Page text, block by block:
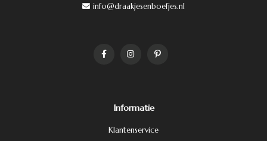
info@draakjesenboefjes.nl
Informatie
Klantenservice